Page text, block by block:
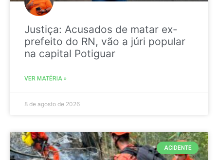
Justiça: Acusados de matar ex-
prefeito do RN, vão a júri popular
na capital Potiguar
VER MATÉRIA »
8 de agosto de 2026
ACIDENTE